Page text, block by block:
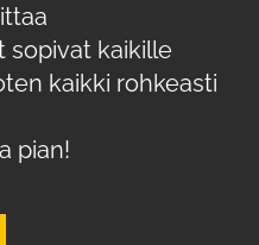
sopivat kaikille
kaikki rohkeasti
pian!